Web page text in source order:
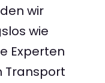
wir
wie
Experten
Transport